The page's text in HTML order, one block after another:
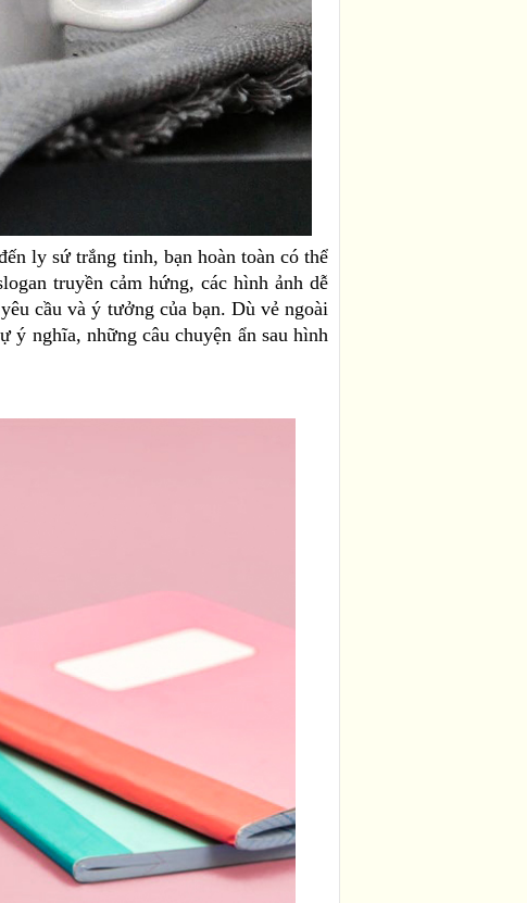
ly sứ trắng tinh, bạn hoàn toàn có thể
truyền cảm hứng, các hình ảnh dễ
cầu và ý tưởng của bạn. Dù vẻ ngoài
nghĩa, những câu chuyện ẩn sau hình